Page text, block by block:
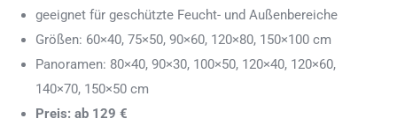
geeignet für geschützte Feucht- und Außenbereiche
Größen: 60×40, 75×50, 90×60, 120×80, 150×100 cm
Panoramen: 80×40, 90×30, 100×50, 120×40, 120×60,
140×70, 150×50 cm
Preis: ab 129 €